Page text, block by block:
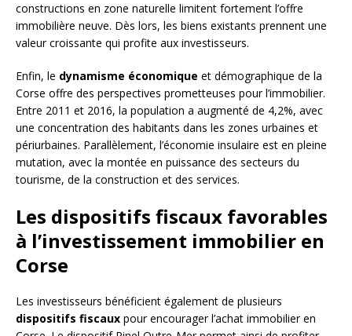
constructions en zone naturelle limitent fortement l’offre
immobilière neuve. Dès lors, les biens existants prennent une
valeur croissante qui profite aux investisseurs.
Enfin, le dynamisme économique et démographique de la
Corse offre des perspectives prometteuses pour l’immobilier.
Entre 2011 et 2016, la population a augmenté de 4,2%, avec
une concentration des habitants dans les zones urbaines et
périurbaines. Parallèlement, l’économie insulaire est en pleine
mutation, avec la montée en puissance des secteurs du
tourisme, de la construction et des services.
Les dispositifs fiscaux favorables
à l’investissement immobilier en
Corse
Les investisseurs bénéficient également de plusieurs
dispositifs fiscaux pour encourager l’achat immobilier en